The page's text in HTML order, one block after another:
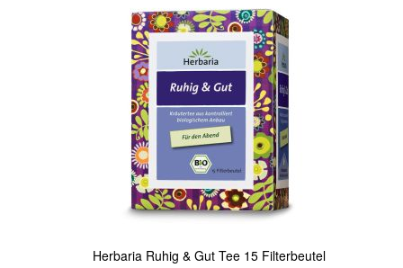
Herbaria Ruhig & Gut Tee 15 Filterbeutel